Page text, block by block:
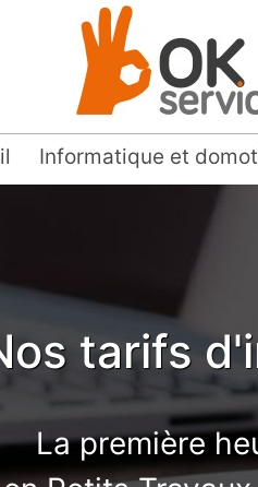
Informatique et
tarifs
La première